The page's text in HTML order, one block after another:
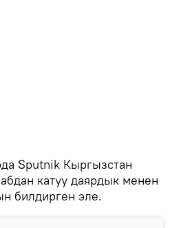
Sputnik Кыргызстан
катуу даярдык менен
билдирген эле.